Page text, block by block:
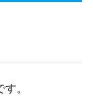
。